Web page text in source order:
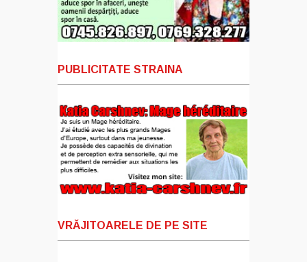
PUBLICITATE STRAINA
VRĂJITOARELE DE PE SITE